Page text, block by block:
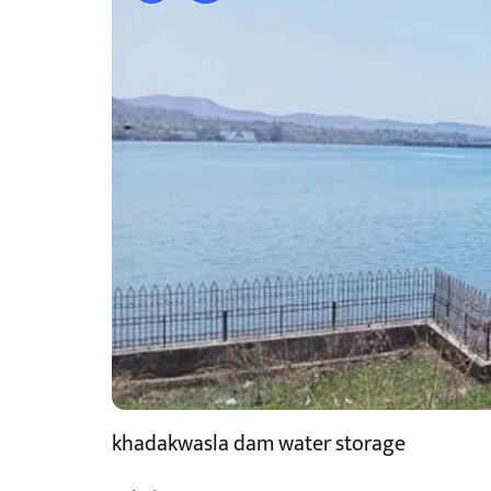
khadakwasla dam water storage